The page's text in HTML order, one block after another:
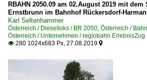
RBAHN 2050.09 am 02.August 2019 mit dem
Ernstbrunn im Bahnhof Rückersdorf-
Karl Seltenhammer
Österreich / Dieselloks / BR 2050, Österreich /
Österreich / Unternehmen / regiobahn
 280 1024x683 Px, 27.08.2019 